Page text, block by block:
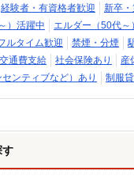
経験者・有資格者歓迎 新卒
）活躍中 エルダー（50代～
ルタイム歓迎 禁煙・分煙
交通費支給 社会保険あり 産
ンティブなど）あり
制服
す